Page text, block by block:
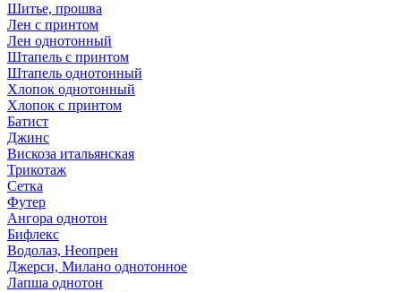
Шитье, прошва
Лен с принтом
Лен однотонный
Штапель с принтом
Штапель однотонный
Хлопок однотонный
Хлопок с принтом
Батист
Джинс
Вискоза итальянская
Трикотаж
Сетка
Футер
Ангора однотон
Бифлекс
Водолаз, Неопрен
Джерси, Милано однотонное
Лапша однотон